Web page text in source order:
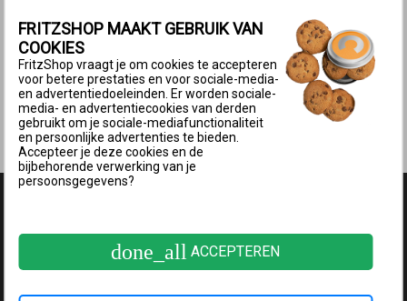
Back to Product Page
NEEM CONTACT MET ONS OP
FRITZSHOP MAAKT GEBRUIK VAN
COOKIES
FritzShop vraagt je om cookies te accepteren
voor betere prestaties en voor sociale-media-
en advertentiedoeleinden. Er worden sociale-
media- en advertentiecookies van derden
gebruikt om je sociale-mediafunctionaliteit
en persoonlijke advertenties te bieden.
Accepteer je deze cookies en de
bijbehorende verwerking van je
persoonsgegevens?
done_all ACCEPTEREN